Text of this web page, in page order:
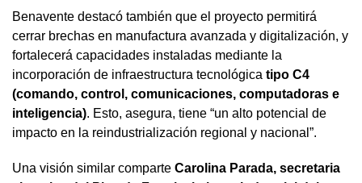
Benavente destacó también que el proyecto permitirá
cerrar brechas en manufactura avanzada y digitalización, y
fortalecerá capacidades instaladas mediante la
incorporación de infraestructura tecnológica tipo C4
(comando, control, comunicaciones, computadoras e
inteligencia). Esto, asegura, tiene “un alto potencial de
impacto en la reindustrialización regional y nacional”.
Una visión similar comparte Carolina Parada, secretaria